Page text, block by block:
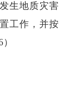
生地质灾害
工作，并按